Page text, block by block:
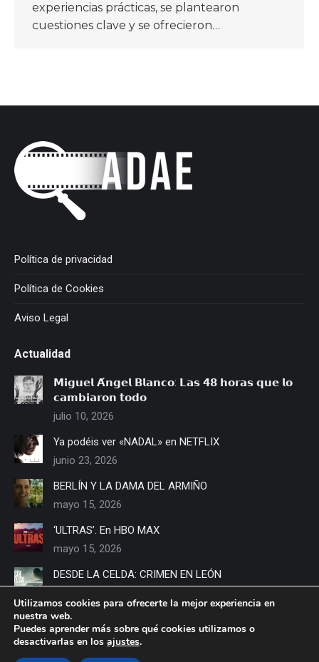
experiencias prácticas, se plantearon
cuestiones clave y se ofrecieron…
Política de privacidad
Política de Cookies
Aviso Legal
Actualidad
𝗠𝗶𝗴𝘂𝗲𝗹 𝗔́𝗻𝗴𝗲𝗹 𝗕𝗹𝗮𝗻𝗰𝗼: 𝗟𝗮𝘀 𝟰𝟴 𝗵𝗼𝗿𝗮𝘀 𝗾𝘂𝗲 𝗹𝗼
𝗰𝗮𝗺𝗯𝗶𝗮𝗿𝗼𝗻 𝘁𝗼𝗱𝗼
julio 10, 2026
Ya podéis ver «NADAL» en NETFLIX
junio 23, 2026
BERLÍN Y LA DAMA DEL ARMIÑO
mayo 15, 2026
‘ULTRAS’. En HBO MAX
mayo 15, 2026
DESDE LA CELDA: CRIMEN EN LEÓN
LOS MEJORES AÑOS DE NUESTRA VIDA’ La película
documental de Hombres G
Utilizamos cookies para ofrecerte la mejor experiencia en
nuestra web.
Puedes aprender más sobre qué cookies utilizamos o
desactivarlas en los ajustes.